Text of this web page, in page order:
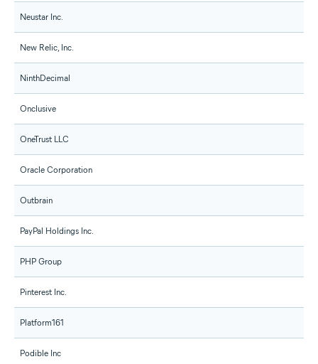
Neustar Inc.
New Relic, Inc.
NinthDecimal
Onclusive
OneTrust LLC
Oracle Corporation
Outbrain
PayPal Holdings Inc.
PHP Group
Pinterest Inc.
Platform161
Podible Inc